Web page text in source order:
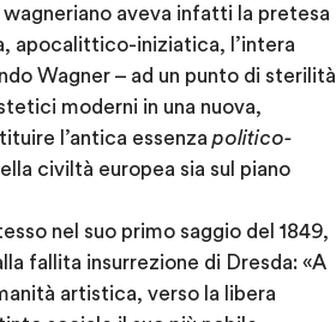
aveva infatti la pretesa
apocalittico-iniziatica, l’intera
Wagner – ad un punto di sterilità
moderni in una nuova,
l’antica essenza politico-
civiltà europea sia sul piano
nel suo primo saggio del 1849,
fallita insurrezione di Dresda: «A
artistica, verso la libera